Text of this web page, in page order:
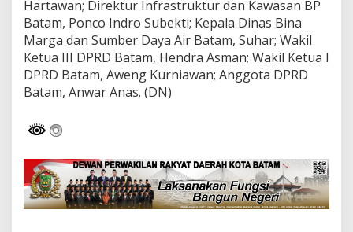
Hartawan; Direktur Infrastruktur dan Kawasan BP
Batam, Ponco Indro Subekti; Kepala Dinas Bina
Marga dan Sumber Daya Air Batam, Suhar; Wakil
Ketua III DPRD Batam, Hendra Asman; Wakil Ketua I
DPRD Batam, Aweng Kurniawan; Anggota DPRD
Batam, Anwar Anas. (DN)